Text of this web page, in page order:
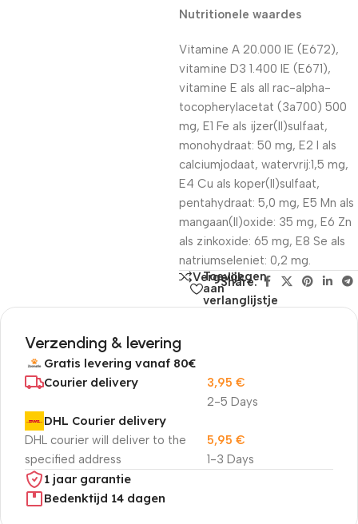
Nutritionele waardes
Vitamine A 20.000 IE (E672),
vitamine D3 1.400 IE (E671),
vitamine E als all rac-alpha-
tocopherylacetat (3a700) 500
mg, E1 Fe als ijzer(II)sulfaat,
monohydraat: 50 mg, E2 I als
calciumjodaat, watervrij:1,5 mg,
E4 Cu als koper(II)sulfaat,
pentahydraat: 5,0 mg, E5 Mn als
mangaan(II)oxide: 35 mg, E6 Zn
als zinkoxide: 65 mg, E8 Se als
natriumseleniet: 0,2 mg.
Vergelijk
Toevoegen
aan
verlanglijstje
Share:
Verzending & levering
Gratis levering vanaf 80€
Courier delivery
2-5 Days
3,95 €
DHL Courier delivery
DHL courier will deliver to the
specified address
1-3 Days
5,95 €
1 jaar garantie
Bedenktijd 14 dagen